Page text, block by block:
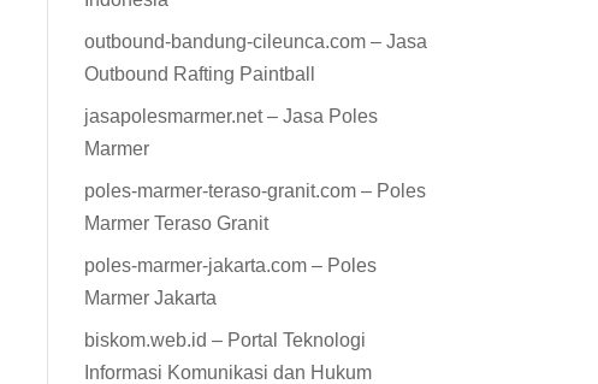
outbound-bandung-cileunca.com – Jasa
Outbound Rafting Paintball
jasapolesmarmer.net – Jasa Poles
Marmer
poles-marmer-teraso-granit.com – Poles
Marmer Teraso Granit
poles-marmer-jakarta.com – Poles
Marmer Jakarta
biskom.web.id – Portal Teknologi
Informasi Komunikasi dan Hukum